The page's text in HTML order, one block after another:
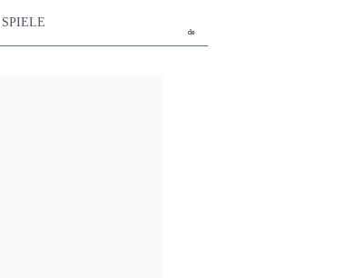
de
SPIELE